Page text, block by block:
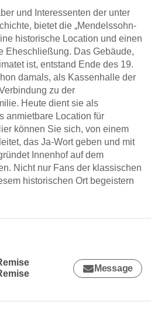
und Interessenten der unter
bietet die „Mendelssohn-
historische Location und einen
Eheschließung. Das Gebäude,
ist, entstand Ende des 19.
damals, als Kassenhalle der
zu der
Heute dient sie als
anmietbare Location für
können Sie sich, von einem
das Ja-Wort geben und mit
Innenhof auf dem
Nicht nur Fans der klassischen
historischen Ort begeistern
Message